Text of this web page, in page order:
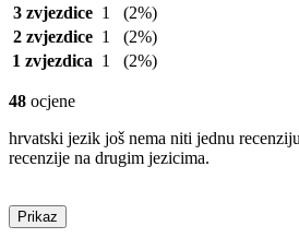
3 zvjezdice 1
(2%)
2 zvjezdice 1
(2%)
1 zvjezdica 1 (2%)
48 ocjene
hrvatski jezik još nema niti jednu
recenzije na drugim jezicima.
Prikaz